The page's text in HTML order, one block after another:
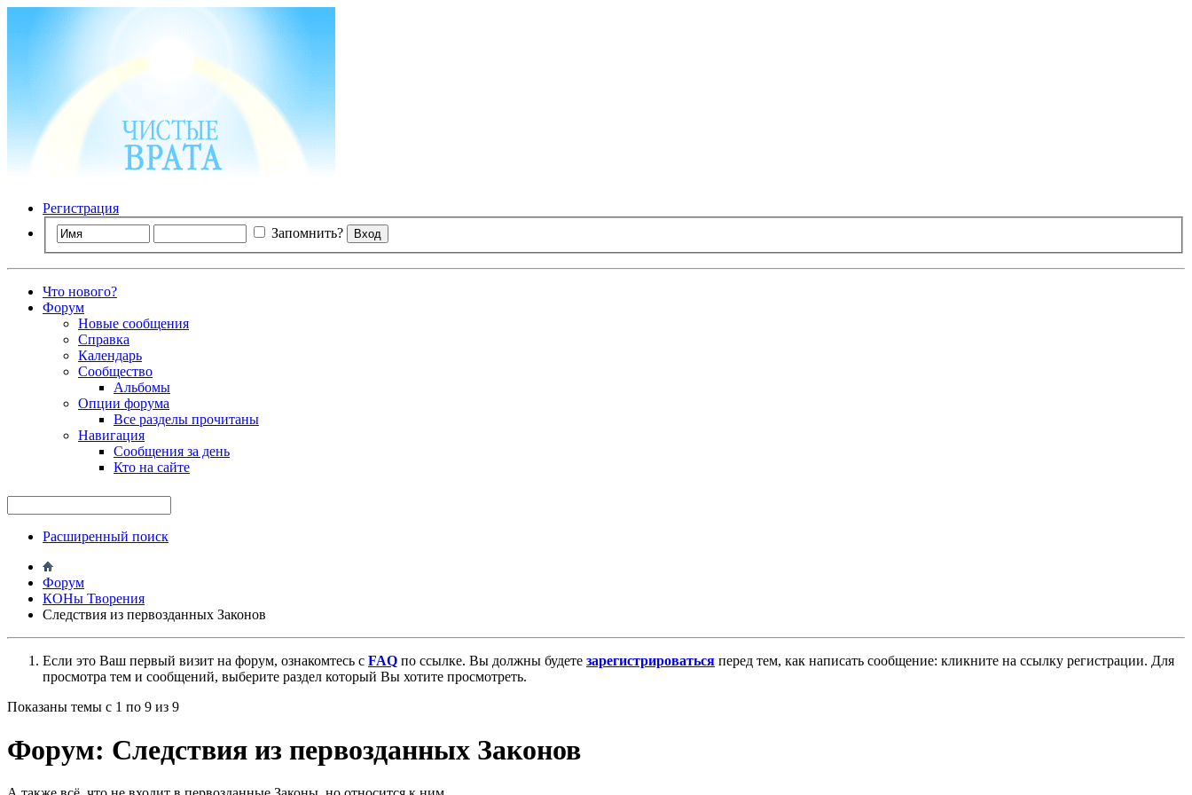
Регистрация
Запомнить?
Что нового?
Форум
Новые сообщения
Справка
Календарь
Сообщество
Альбомы
Опции форума
Все разделы прочитаны
Навигация
Сообщения за день
Кто на сайте
Расширенный поиск
Форум
КОНы Творения
Следствия из первозданных Законов
Если это Ваш первый визит на форум, ознакомтесь с FAQ по ссылке. Вы должны будете зарегистрироваться перед тем, как написать сообщение: кликните на ссылку регистрации. Для
просмотра тем и сообщений, выберите раздел который Вы хотите просмотреть.
Показаны темы с 1 по 9 из 9
Форум: Следствия из первозданных Законов